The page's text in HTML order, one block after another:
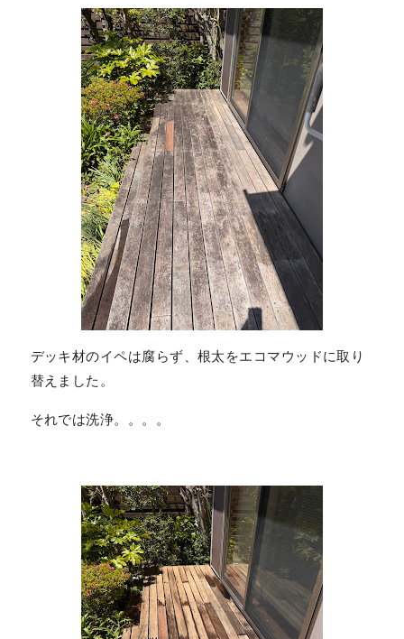
デッキ材のイペは腐らず、根太をエコマウッドに取り
替えました。
それでは洗浄。。。。